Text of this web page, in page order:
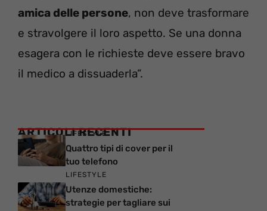
amica delle persone, non deve trasformare
e stravolgere il loro aspetto. Se una donna
esagera con le richieste deve essere bravo
il medico a dissuaderla”.
ARTICOLI RECENTI
LIFESTYLE
Quattro tipi di cover per il
tuo telefono
LIFESTYLE
Utenze domestiche:
strategie per tagliare sui